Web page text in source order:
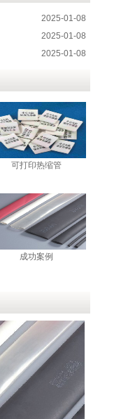
2025-01-08
2025-01-08
2025-01-08
可打印热缩管
成功案例